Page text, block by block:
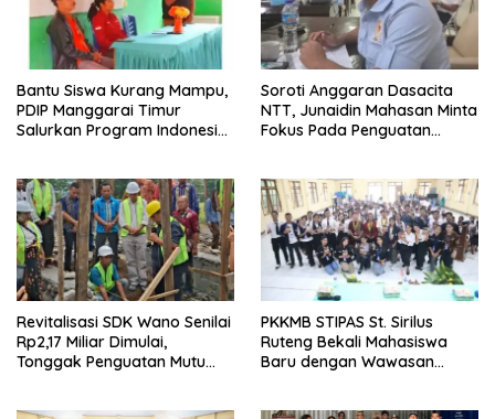
Bantu Siswa Kurang Mampu,
PDIP Manggarai Timur
Salurkan Program Indonesia
Soroti Anggaran Dasacita
NTT, Junaidin Mahasan Minta
Fokus Pada Penguatan
Revitalisasi SDK Wano Senilai
Rp2,17 Miliar Dimulai,
Tonggak Penguatan Mutu
PKKMB STIPAS St. Sirilus
Ruteng Bekali Mahasiswa
Baru dengan Wawasan